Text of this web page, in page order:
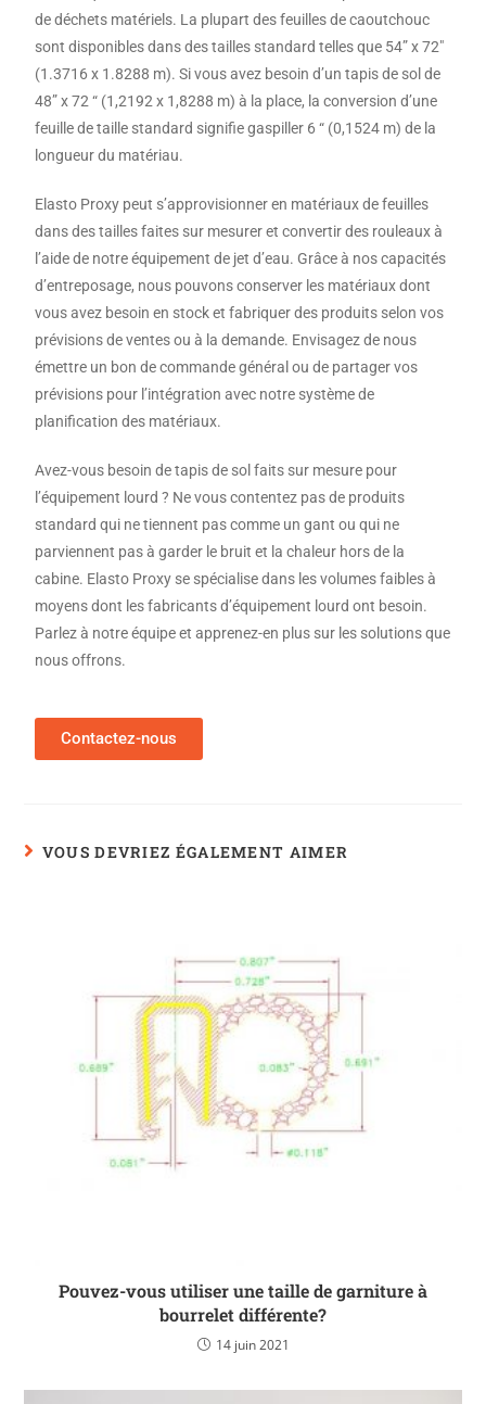
de déchets matériels. La plupart des feuilles de caoutchouc
sont disponibles dans des tailles standard telles que 54” x 72″
(1.3716 x 1.8288 m). Si vous avez besoin d’un tapis de sol de
48” x 72 “ (1,2192 x 1,8288 m) à la place, la conversion d’une
feuille de taille standard signifie gaspiller 6 “ (0,1524 m) de la
longueur du matériau.
Elasto Proxy peut s’approvisionner en matériaux de feuilles
dans des tailles faites sur mesurer et convertir des rouleaux à
l’aide de notre équipement de jet d’eau. Grâce à nos capacités
d’entreposage, nous pouvons conserver les matériaux dont
vous avez besoin en stock et fabriquer des produits selon vos
prévisions de ventes ou à la demande. Envisagez de nous
émettre un bon de commande général ou de partager vos
prévisions pour l’intégration avec notre système de
planification des matériaux.
Avez-vous besoin de tapis de sol faits sur mesure pour
l’équipement lourd ? Ne vous contentez pas de produits
standard qui ne tiennent pas comme un gant ou qui ne
parviennent pas à garder le bruit et la chaleur hors de la
cabine. Elasto Proxy se spécialise dans les volumes faibles à
moyens dont les fabricants d’équipement lourd ont besoin.
Parlez à notre équipe et apprenez-en plus sur les solutions que
nous offrons.
Contactez-nous
VOUS DEVRIEZ ÉGALEMENT AIMER
Pouvez-vous utiliser une taille de garniture à
bourrelet différente?
14 juin 2021